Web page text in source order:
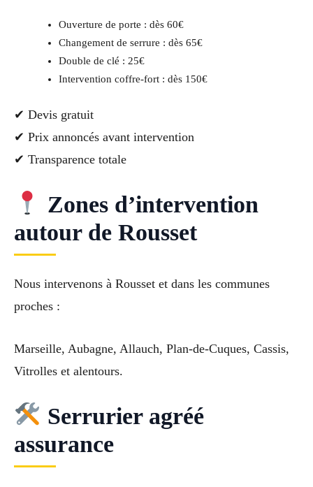
Ouverture de porte : dès 60€
Changement de serrure : dès 65€
Double de clé : 25€
Intervention coffre-fort : dès 150€
✔ Devis gratuit
✔ Prix annoncés avant intervention
✔ Transparence totale
Zones d’intervention
autour de Rousset
Nous intervenons à Rousset et dans les communes
proches :
Marseille, Aubagne, Allauch, Plan-de-Cuques, Cassis,
Vitrolles et alentours.
Serrurier agréé
assurance